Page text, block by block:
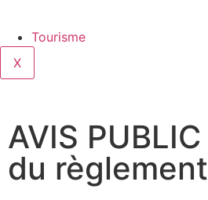
Tourisme
X
AVIS
du